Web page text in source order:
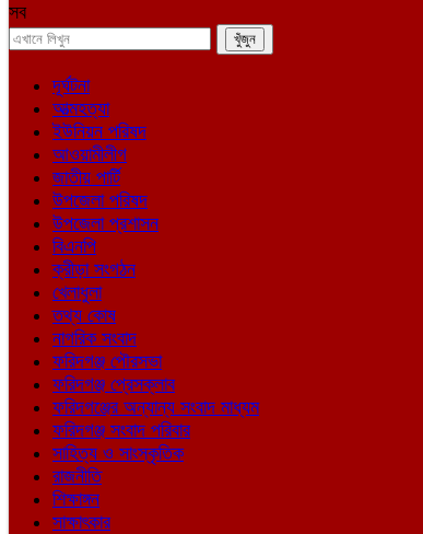
সব
দূর্ঘটনা
আত্মহত্যা
ইউনিয়ন পরিষদ
আওয়ামীলীগ
জাতীয় পার্টি
উপজেলা পরিষদ
উপজেলা প্রশাসন
বিএনপি
ক্রীড়া সংগঠন
খেলাধুলা
তথ্য কোষ
নাগরিক সংবাদ
ফরিদগঞ্জ পৌরসভা
ফরিদগঞ্জ প্রেসক্লাব
ফরিদগঞ্জের অন্যান্য সংবাদ মাধ্যম
ফরিদগঞ্জ সংবাদ পরিবার
সাহিত্য ও সাংস্কৃতিক
রাজনীতি
শিক্ষাঙ্গন
সাক্ষাৎকার